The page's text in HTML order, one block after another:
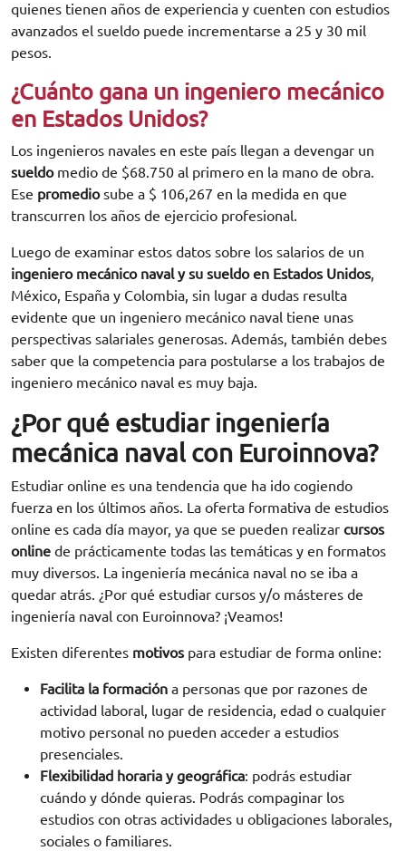
quienes tienen años de experiencia y cuenten con estudios
avanzados el sueldo puede incrementarse a 25 y 30 mil
pesos.
¿Cuánto gana un ingeniero mecánico
en Estados Unidos?
Los ingenieros navales en este país llegan a devengar un
sueldomedio de $68.750 al primero en la mano de obra.
Ese promediosube a $ 106,267 en la medida en que
transcurren los años de ejercicio profesional.
Luego de examinar estos datos sobre los salarios de un
ingeniero mecánico naval y su sueldo en Estados Unidos,
México, España y Colombia, sin lugar a dudas resulta
evidente que un ingeniero mecánico naval tiene unas
perspectivas salariales generosas. Además, también debes
saber que la competencia para postularse a los trabajos de
ingeniero mecánico naval es muy baja.
¿Por qué estudiar ingeniería
mecánica naval con Euroinnova?
Estudiar online es una tendencia que ha ido cogiendo
fuerza en los últimos años. La oferta formativa de estudios
online es cada día mayor, ya que se pueden realizar cursos
online de prácticamente todas las temáticas y en formatos
muy diversos. La ingeniería mecánica naval no se iba a
quedar atrás. ¿Por qué estudiar cursos y/o másteres de
ingeniería naval con Euroinnova? ¡Veamos!
Existen diferentes motivos para estudiar de forma online:
Facilita la formación a personas que por razones de
actividad laboral, lugar de residencia, edad o cualquier
motivo personal no pueden acceder a estudios
presenciales.
Flexibilidad horaria y geográfica: podrás estudiar
cuándo y dónde quieras. Podrás compaginar los
estudios con otras actividades u obligaciones laborales,
sociales o familiares.